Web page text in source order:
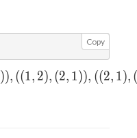
Copy
)), ((1, 2), (2, 1)), ((2, 1),